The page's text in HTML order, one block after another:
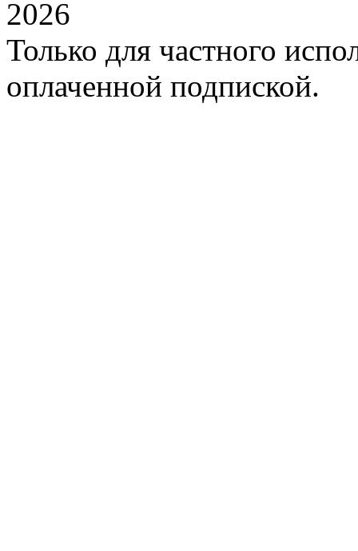
2026
Только для частного
оплаченной подпиской.